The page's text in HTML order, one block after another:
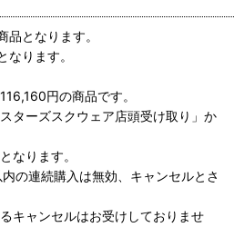
となります。
ります。
円の商品です。
ターズスクウェア店頭受け取り」か
なります。
の連続購入は無効、キャンセルとさ
キャンセルはお受けしておりませ